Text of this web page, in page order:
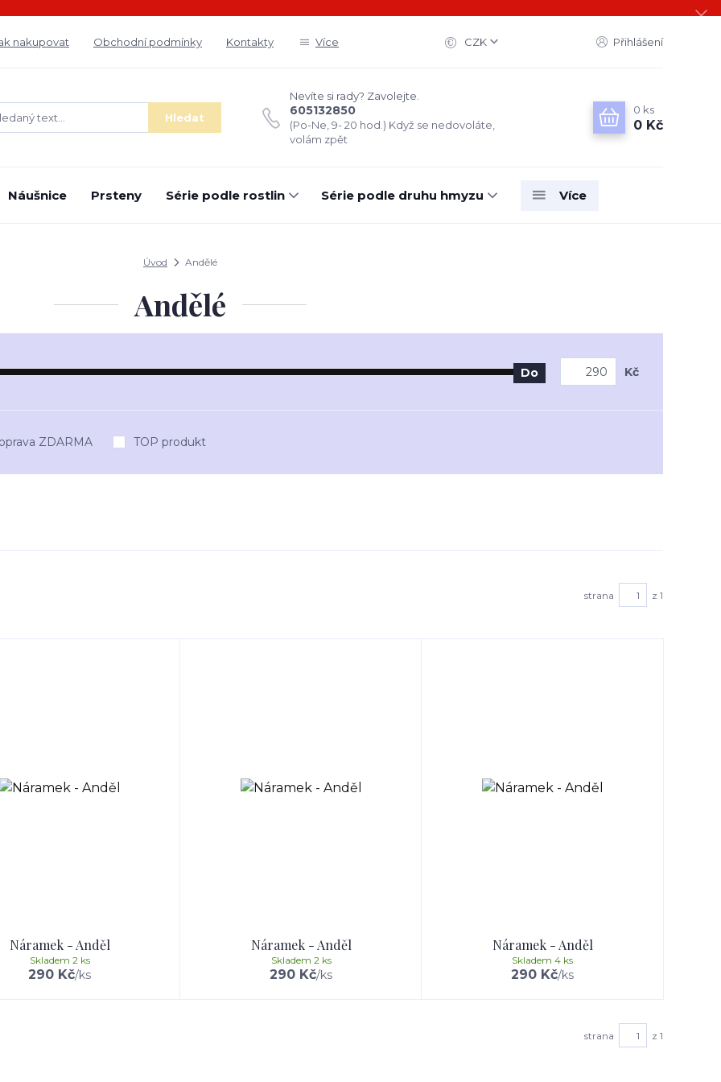
nakupovat Obchodní podmínky Kontakty Více CZK Přihlášení
Hledat
Nevíte si rady? Zavolejte.
605132850
(Po-Ne, 9- 20 hod.) Když se nedovoláte,
volám zpět
0 ks
0 Kč
Náušnice Prsteny Série podle rostlin Série podle druhu hmyzu Více
Úvod Andělé
Andělé
Do Kč
ZDARMA TOP produkt
strana z 1
Náramek - Anděl
290 Kč/ks
Skladem 2 ks
Náramek - Anděl
290 Kč/ks
Skladem 2 ks
Náramek - Anděl
290 Kč/ks
Skladem 4 ks
strana z 1